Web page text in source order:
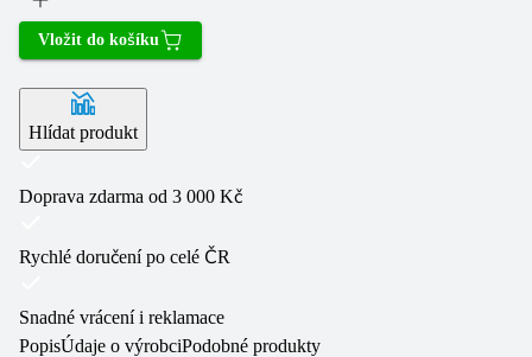
Vložit do košíku
Hlídat produkt
Doprava zdarma od 3 000 Kč
Rychlé doručení po celé ČR
Snadné vrácení i reklamace
PopisÚdaje o výrobciPodobné produkty